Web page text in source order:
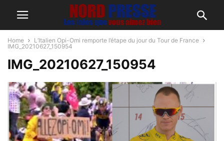
Home
L’Italien Opi-Omi remporte l’étape du jour du Tour de France
IMG_20210627_150954
IMG_20210627_150954